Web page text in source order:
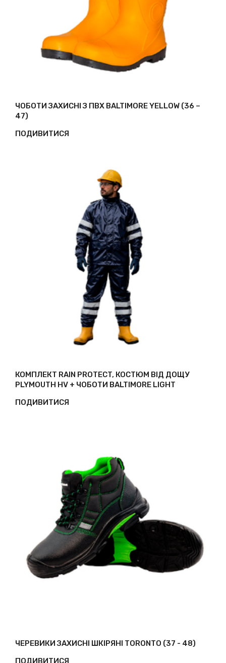
ЧОБОТИ ЗАХИСНІ З ПВХ BALTIMORE YELLOW (36 –
47)
ПОДИВИТИСЯ
КОМПЛЕКТ RAIN PROTECT, КОСТЮМ ВІД ДОЩУ
PLYMOUTH HV + ЧОБОТИ BALTIMORE LIGHT
ПОДИВИТИСЯ
ЧЕРЕВИКИ ЗАХИСНІ ШКІРЯНІ TORONTO (37 - 48)
ПОДИВИТИСЯ